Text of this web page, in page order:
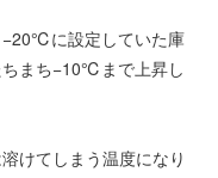
−20℃に設定していた庫
ちまち−10℃まで上昇し
けてしまう温度になり